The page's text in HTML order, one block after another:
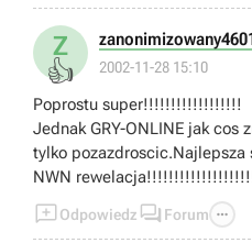
Z
👍 2002-11-28 15:10
Poprostu super!!!!!!!!!!!!!!!!!!
Jednak GRY-ONLINE jak
tylko
NWN
Odpowiedz  Forum 